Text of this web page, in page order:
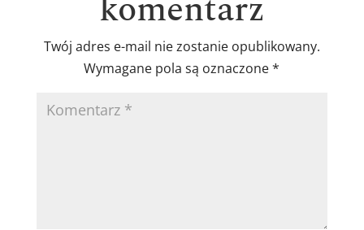
Twój adres e-mail nie zostanie opublikowany.
Wymagane pola są oznaczone*